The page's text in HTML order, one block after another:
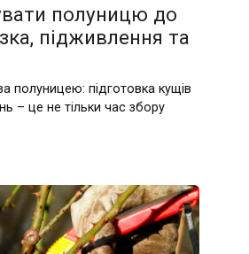
полуницю до
підживлення та
полуницею: підготовка кущів
– це не тільки час збору